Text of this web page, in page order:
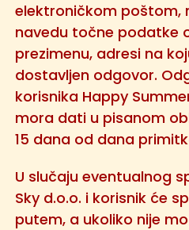
elektroničkom poštom,
navedu točne podatke
prezimenu, adresi na
dostavljen odgovor.
korisnika Happy
mora dati u pisanom
15 dana od dana
U slučaju eventualnog
Sky d.o.o. i korisnik će
putem, a ukoliko nije